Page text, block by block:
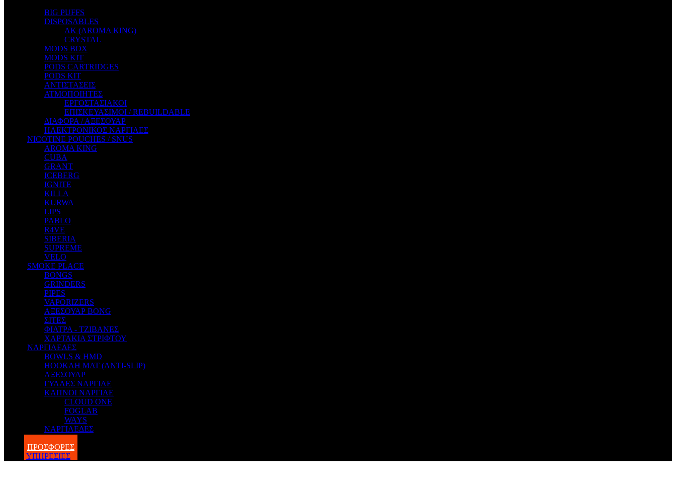
OPMH PROJECT
S-ELF JUICE
SADBOY
SCANDAL
SECRET FOREST
STEAM CITY LIQUIDS
STEAM TRAIN
STEAMPUNK
TALES
TATTOO
THE ALCHEMIST
THE SMOKER'S CLUB
TIKI MAHU
TWIST
VAPE NOVA
VGOD
WILD ZOO
YETI
ZEUS JUICE
BIG PUFFS
DISPOSABLES
AK (AROMA KING)
CRYSTAL
MODS BOX
MODS KIT
PODS CARTRIDGES
PODS KIT
ΑΝΤΙΣΤΑΣΕΙΣ
ΑΤΜΟΠΟΙΗΤΕΣ
ΕΡΓΟΣΤΑΣΙΑΚΟΙ
ΕΠΙΣΚΕΥΑΣΙΜΟΙ / REBUILDABLE
ΔΙΑΦΟΡΑ / ΑΞΕΣΟΥΑΡ
ΗΛΕΚΤΡΟΝΙΚΟΣ ΝΑΡΓΙΛΕΣ
NICOTINE POUCHES / SNUS
AROMA KING
CUBA
GRANT
ICEBERG
IGNITE
KILLA
KURWA
LIPS
PABLO
R4VE
SIBERIA
SUPREME
VELO
SMOKE PLACE
BONGS
GRINDERS
PIPES
VAPORIZERS
ΑΞΕΣΟΥΑΡ BONG
ΣΙΤΕΣ
ΦΙΛΤΡΑ - ΤΖΙΒΑΝΕΣ
ΧΑΡΤΑΚΙΑ ΣΤΡΙΦΤΟΥ
ΝΑΡΓΙΛΕΔΕΣ
BOWLS & HMD
HOOKAH MAT (ANTI-SLIP)
ΑΞΕΣΟΥΑΡ
ΓΥΑΛΕΣ ΝΑΡΓΙΛΕ
ΚΑΠΝΟΙ ΝΑΡΓΙΛΕ
CLOUD ONE
FOGLAB
WAYS
ΝΑΡΓΙΛΕΔΕΣ
ΠΡΟΣΦΟΡΕΣ
ΥΠΗΡΕΣΙΕΣ